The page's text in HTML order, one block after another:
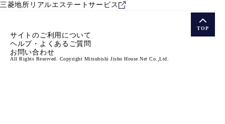
三菱地所リアルエステートサービス
サイトのご利用について
ヘルプ・よくあるご質問
お問い合わせ
All Rights Reserved. Copyright Mitsubishi Jisho House Net Co.,Ltd.
TOP